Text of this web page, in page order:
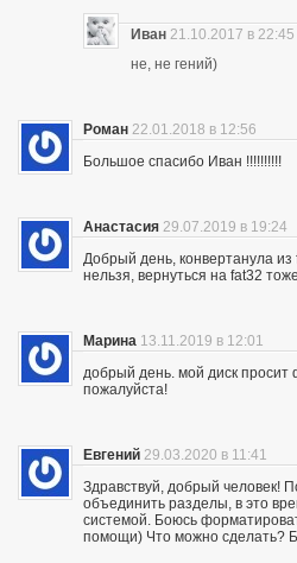
Иван 21.10.2017 в 22:45
не, не гений)
Роман 22.01.2018 в 12:56
Большое спасибо Иван !!!!!!!!!!
Анастасия 29.07.2019 в 19:24
Добрый день, конвертанула
нельзя, вернуться на fat32
Марина 13.11.2019 в 12:01
добрый день. мой диск просит
пожалуйста!
Евгений 29.03.2020 в 11:41
Здравствуй, добрый человек!
объединить разделы, в это
системой. Боюсь
помощи) Что можно сделать?